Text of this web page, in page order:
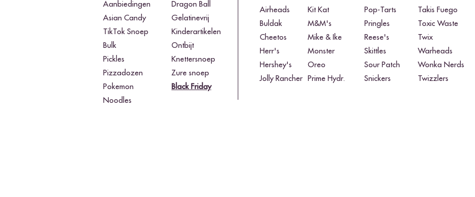
Aanbiedingen
Asian Candy
TikTok Snoep
Bulk
Pickles
Pizzadozen
Pokemon
Noodles
Dragon Ball
Gelatinevrij
Kinderartikelen
Ontbijt
Knettersnoep
Zure snoep
Black Friday​
Airheads
Buldak
Cheetos
Herr's
Hershey's
Jolly Rancher
Kit Kat
M&M's
Mike & Ike
Monster
Oreo
Prime Hydr.
Pop-Tarts
Pringles
Reese's
Skittles
Sour Patch
Snickers
Takis Fuego
Toxic Waste
Twix
Warheads
Wonka Nerds
Twizzlers